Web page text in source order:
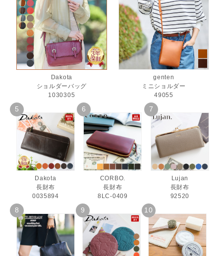
Dakota
ショルダーバッグ
1030305
genten
ミニショルダー
49055
Dakota
長財布
0035894
CORBO.
長財布
8LC-0409
Lujan
長財布
92520